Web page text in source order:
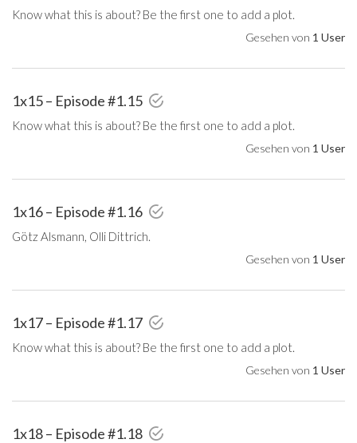
Know what this is about? Be the first one to add a plot.
Gesehen von 1 User
1x15 – Episode #1.15
Know what this is about? Be the first one to add a plot.
Gesehen von 1 User
1x16 – Episode #1.16
Götz Alsmann, Olli Dittrich.
Gesehen von 1 User
1x17 – Episode #1.17
Know what this is about? Be the first one to add a plot.
Gesehen von 1 User
1x18 – Episode #1.18